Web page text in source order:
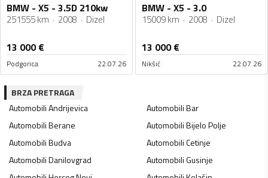
BMW - X5 - 3.5D 210kw
251555 km 2008 Dizel
13 000€
Podgorica 22.07.26
BMW - X5 - 3.0
15009 km 2008 Dizel
13 000€
Nikšić 22.07.26
BRZA PRETRAGA
AutomobiliAndrijevica AutomobiliBar
AutomobiliBerane AutomobiliBijelo Polje
AutomobiliBudva AutomobiliCetinje
AutomobiliDanilovgrad AutomobiliGusinje